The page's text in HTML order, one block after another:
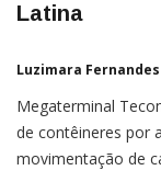
Latina
Luzimara Fernandes
Megaterminal
de contêineres por
movimentação de